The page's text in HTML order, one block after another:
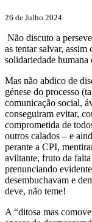
26 de Julho 2024
Não discuto a
as tentar salvar,
solidariedade humana
Mas não abdico de
génese do processo
comunicação social,
conseguiram evitar,
comprometida de
outros calados – e
perante a CPI,
aviltante, fruto da falta
prenunciando
desembuchavam e
deve, não teme!
A “ditosa mas